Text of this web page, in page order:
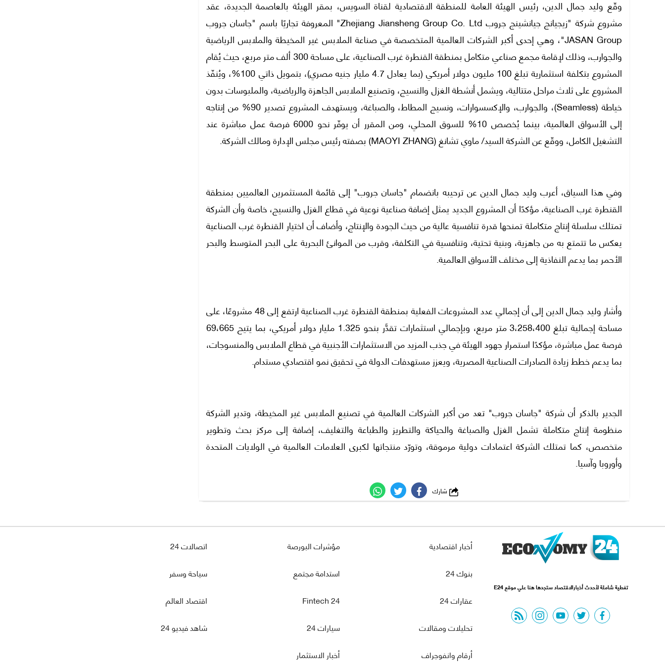
وقّع وليد جمال الدين، رئيس الهيئة العامة للمنطقة الاقتصادية لقناة السويس، بمقر الهيئة بالعاصمة الجديدة، عقد
مشروع شركة "زيجيانج جيانشينج جروب Zhejiang Jiansheng Group Co. Ltd" المعروفة تجاريًا باسم "جاسان جروب
JASAN Group"، وهي إحدى أكبر الشركات العالمية المتخصصة في صناعة الملابس غير المخيطة والملابس الرياضية
والجوارب، وذلك لإقامة مجمع صناعي متكامل بمنطقة القنطرة غرب الصناعية، على مساحة 300 ألف متر مربع، حيث يُقام
المشروع بتكلفة استثمارية تبلغ 100 مليون دولار أمريكي (بما يعادل 4.7 مليار جنيه مصري)، بتمويل ذاتي 100%، ويُنفّذ
المشروع على ثلاث مراحل متتالية، ويشمل أنشطة الغزل والنسيج، وتصنيع الملابس الجاهزة والرياضية، والملبوسات بدون
خياطة (Seamless)، والجوارب، والإكسسوارات، ونسيج المطاط، والصباغة، ويستهدف المشروع تصدير 90% من إنتاجه
إلى الأسواق العالمية، بينما يُخصص 10% للسوق المحلي، ومن المقرر أن يوفّر نحو 6000 فرصة عمل مباشرة عند
التشغيل الكامل، ووقّع عن الشركة السيد/ ماوي تشانغ (MAOYI ZHANG) بصفته رئيس مجلس الإدارة ومالك الشركة.
وفي هذا السياق، أعرب وليد جمال الدين عن ترحيبه بانضمام "جاسان جروب" إلى قائمة المستثمرين العالميين بمنطقة
القنطرة غرب الصناعية، مؤكدًا أن المشروع الجديد يمثل إضافة صناعية نوعية في قطاع الغزل والنسيج، خاصة وأن الشركة
تمتلك سلسلة إنتاج متكاملة تمنحها قدرة تنافسية عالية من حيث الجودة والإنتاج، وأضاف أن اختيار القنطرة غرب الصناعية
يعكس ما تتمتع به من جاهزية، وبنية تحتية، وتنافسية في التكلفة، وقرب من الموانئ البحرية على البحر المتوسط والبحر
الأحمر بما يدعم النفاذية إلى مختلف الأسواق العالمية.
وأشار وليد جمال الدين إلى أن إجمالي عدد المشروعات الفعلية بمنطقة القنطرة غرب الصناعية ارتفع إلى 48 مشروعًا، على
مساحة إجمالية تبلغ 3،258،400 متر مربع، وبإجمالي استثمارات تقدَّر بنحو 1.325 مليار دولار أمريكي، بما يتيح 69،665
فرصة عمل مباشرة، مؤكدًا استمرار جهود الهيئة في جذب المزيد من الاستثمارات الأجنبية في قطاع الملابس والمنسوجات،
بما يدعم خطط زيادة الصادرات الصناعية المصرية، ويعزز مستهدفات الدولة في تحقيق نمو اقتصادي مستدام.
الجدير بالذكر أن شركة "جاسان جروب" تعد من أكبر الشركات العالمية في تصنيع الملابس غير المخيطة، وتدير الشركة
منظومة إنتاج متكاملة تشمل الغزل والصباغة والحياكة والتطريز والطباعة والتغليف، إضافة إلى مركز بحث وتطوير
متخصص، كما تمتلك الشركة اعتمادات دولية مرموقة، وتورّد منتجاتها لكبرى العلامات العالمية في الولايات المتحدة
وأوروبا وآسيا.
تغطية شاملة لأحدث أخبارالاقتصاد ستجدها هنا علي موقع E24
facebook
twitter
youtube
instagram
rss feed
أخبار اقتصادية مؤشرات البورصة
اتصالات 24
بنوك 24
استدامة مجتمع
سياحة وسفر
عقارات 24
Fintech 24
اقتصاد العالم
تحليلات ومقالات
سيارات 24
شاهد فيديو 24
أرقام وانفوجراف
أخبار الاستثمار